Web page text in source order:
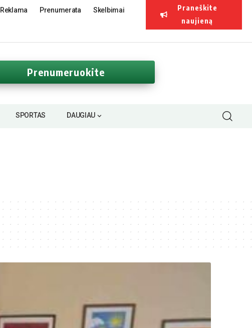
Reklama Prenumerata Skelbimai
Praneškite
naujieną
Prenumeruokite
SPORTAS DAUGIAU